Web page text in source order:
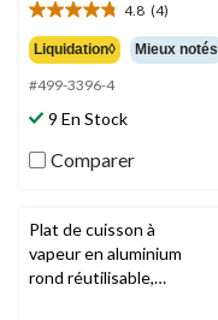
4.8 (4)
4.8
étoile(s)
sur
5.
4
Liquidation◊ Mieux notés
#499-3396-4
9 En Stock
Comparer
Plat de cuisson à
vapeur en aluminium
rond réutilisable,